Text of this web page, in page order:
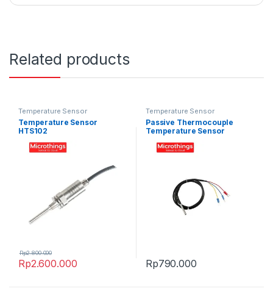
Related products
Temperature Sensor
Temperature Sensor
HTS102
Rp2.600.000
Rp2.800.000
Temperature Sensor
Passive Thermocouple
Temperature Sensor
Rp790.000